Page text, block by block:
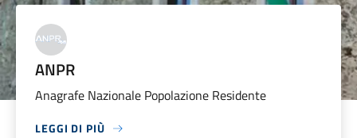
ANPR
Anagrafe Nazionale Popolazione Residente
LEGGI DI PIÙ